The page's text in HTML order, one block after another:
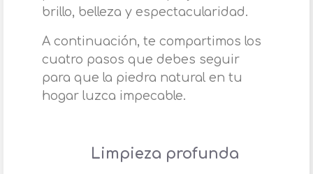
brillo, belleza y espectacularidad.
A continuación, te compartimos los
cuatro pasos que debes seguir
para que la piedra natural en tu
hogar luzca impecable.
Limpieza profunda